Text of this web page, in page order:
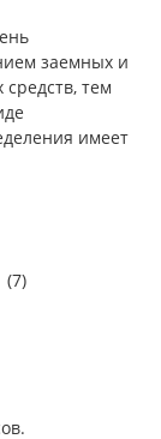
заемных и
тем
имеет